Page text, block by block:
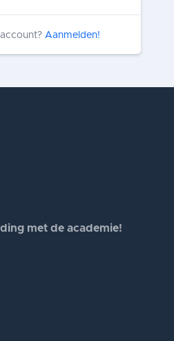
Aanmelden!
met de academie!